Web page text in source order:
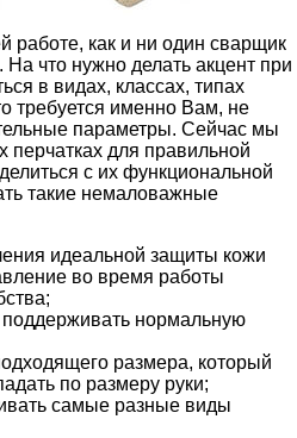
работе, как и ни один сварщик
На что нужно делать акцент при
в видах, классах, типах
требуется именно Вам, не
параметры. Сейчас мы
перчатках для правильной
с их функциональной
такие немаловажные
идеальной защиты кожи
во время работы
поддерживать нормальную
размера, который
по размеру руки;
самые разные виды